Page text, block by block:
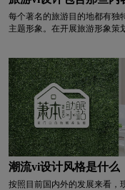
每个著名的旅游目的地都有独
主题形象。在开展旅游形象策
应，不断增强游客对旅游目的
象。主题原则要求主题缺失，
出，主题定位不准确，在规划
避免留下主题等现象。
潮流vi设计风格是什么
按照目前国内外的发展来看，